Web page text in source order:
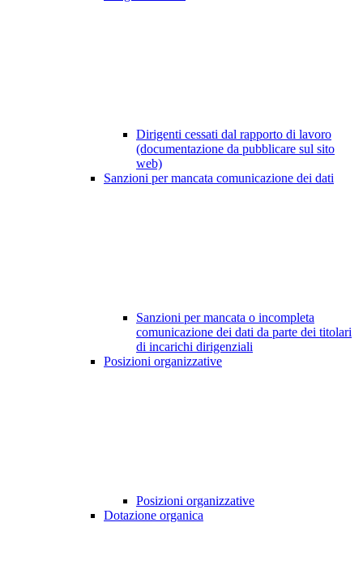
Dirigenti cessati dal rapporto di lavoro
(documentazione da pubblicare sul sito
web)
Sanzioni per mancata comunicazione dei dati
Sanzioni per mancata o incompleta
comunicazione dei dati da parte dei titolari
di incarichi dirigenziali
Posizioni organizzative
Posizioni organizzative
Dotazione organica